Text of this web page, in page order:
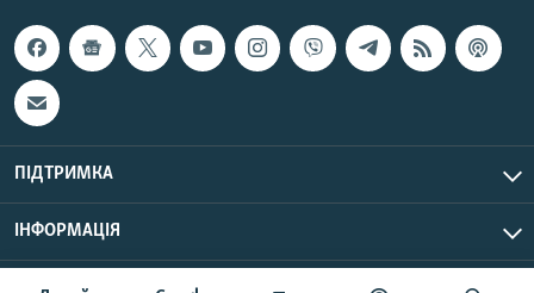
ПІДТРИМКА
ІНФОРМАЦІЯ